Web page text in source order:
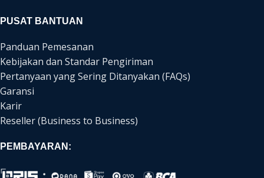
PUSAT BANTUAN
Panduan Pemesanan
Kebijakan dan Standar Pengiriman
Pertanyaan yang Sering Ditanyakan (FAQs)
Garansi
Karir
Reseller (Business to Business)
PEMBAYARAN: